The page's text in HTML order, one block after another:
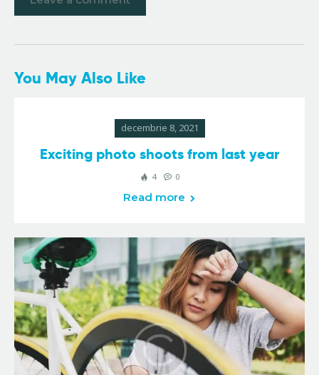
You May Also Like
decembrie 8, 2021
Exciting photo shoots from last year
4 0
Read more